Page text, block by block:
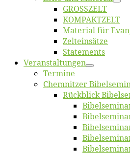
GROSSZELT
KOMPAKTZELT
Ma­te­ri­al für
Zelt­ein­sät­ze
State­ments
Ver­an­stal­tun­gen
Ter­mi­ne
Chemnit­zer
Rück­blick